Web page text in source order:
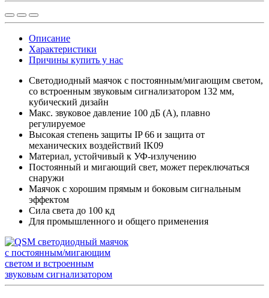
Описание
Характеристики
Причины купить у нас
Светодиодный маячок с постоянным/мигающим светом,
со встроенным звуковым сигнализатором 132 мм,
кубический дизайн
Макс. звуковое давление 100 дБ (A), плавно
регулируемое
Высокая степень защиты IP 66 и защита от
механических воздействий IK09
Материал, устойчивый к УФ-излучению
Постоянный и мигающий свет, может переключаться
снаружи
Маячок с хорошим прямым и боковым сигнальным
эффектом
Сила света до 100 кд
Для промышленного и общего применения